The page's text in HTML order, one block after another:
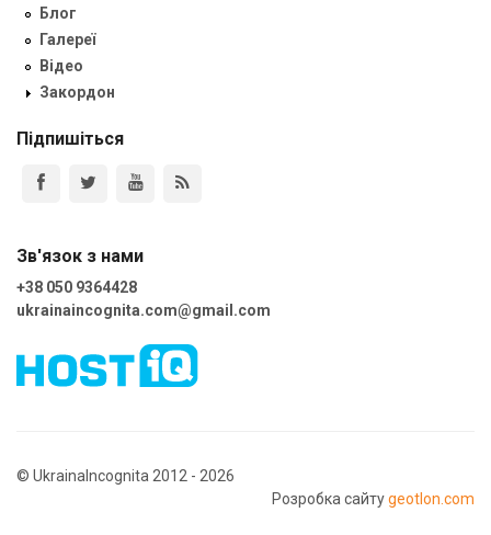
Блог
Галереї
Відео
Закордон
Підпишіться
Зв'язок з нами
+38 050 9364428
ukrainaincognita.com@gmail.com
© UkrainaIncognita 2012 - 2026
Розробка сайтуgeotlon.com